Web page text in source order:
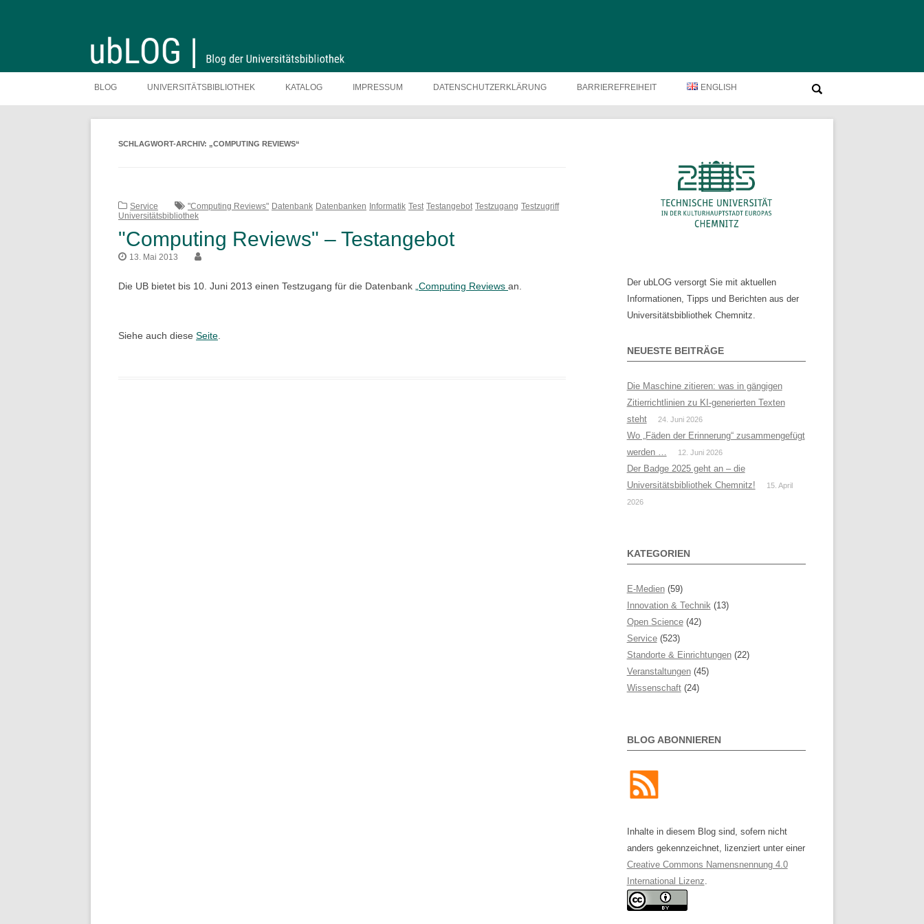
Inhalt
BLOG UNIVERSITÄTSBIBLIOTHEK KATALOG IMPRESSUM DATENSCHUTZERKLÄRUNG BARRIEREFREIHEIT ENGLISH
nach:
SCHLAGWORT-ARCHIV: „COMPUTING REVIEWS“
Service "Computing Reviews" Datenbank Datenbanken Informatik Test Testangebot Testzugang Testzugriff
Universitätsbibliothek
"Computing Reviews" – Testangebot
13. Mai 2013
Die UB bietet bis 10. Juni 2013 einen Testzugang für die Datenbank „Computing Reviews an.
Siehe auch diese Seite.
Der ubLOG versorgt Sie mit aktuellen
Informationen, Tipps und Berichten aus der
Universitätsbibliothek Chemnitz.
NEUESTE BEITRÄGE
Die Maschine zitieren: was in gängigen
Zitierrichtlinien zu KI-generierten Texten
steht
24. Juni 2026
Wo „Fäden der Erinnerung“ zusammengefügt
werden …
12. Juni 2026
Der Badge 2025 geht an – die
Universitätsbibliothek Chemnitz!
15. April
2026
KATEGORIEN
E-Medien(59)
Innovation & Technik(13)
Open Science(42)
Service(523)
Standorte & Einrichtungen(22)
Veranstaltungen(45)
Wissenschaft(24)
BLOG ABONNIEREN
Inhalte in diesem Blog sind, sofern nicht
anders gekennzeichnet, lizenziert unter einer
Creative Commons Namensnennung 4.0
International Lizenz.